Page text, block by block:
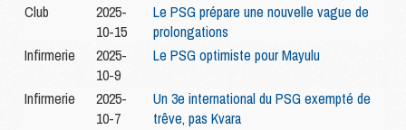
Club
2025-
10-15
Le PSG prépare une nouvelle vague de
prolongations
Infirmerie
2025-
10-9
Le PSG optimiste pour Mayulu
Infirmerie
2025-
10-7
Un 3e international du PSG exempté de
trêve, pas Kvara